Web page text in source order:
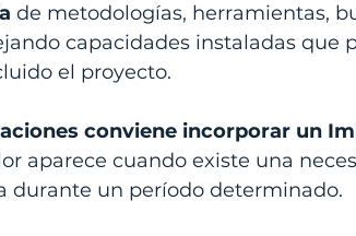
de metodologías, herramientas,
capacidades instaladas que
el proyecto.
conviene incorporar un
aparece cuando existe una
durante un período determinado.